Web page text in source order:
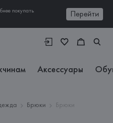
покупать
Перейти
Аксессуары
Брюки
Брюки